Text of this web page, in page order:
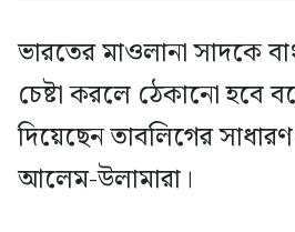
ভারতের মাওলানা সাদকে
চেষ্টা করলে ঠেকানো হবে
দিয়েছেন তাবলিগের
আলেম-উলামারা।